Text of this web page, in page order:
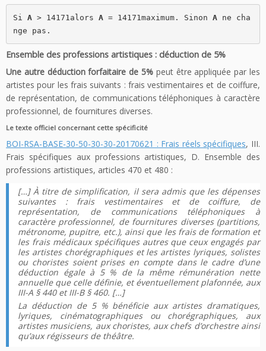
Si A > 14171alors A = 14171maximum. Sinon A ne cha
nge pas.
Ensemble des professions artistiques : déduction de 5%
Une autre déduction forfaitaire de 5% peut être appliquée par les
artistes pour les frais suivants : frais vestimentaires et de coiffure,
de représentation, de communications téléphoniques à caractère
professionnel, de fournitures diverses.
Le texte officiel concernant cette spécificité
BOI-RSA-BASE-30-50-30-30-20170621 : Frais réels spécifiques, III.
Frais spécifiques aux professions artistiques, D. Ensemble des
professions artistiques, articles 470 et 480 :
[…] À titre de simplification, il sera admis que les dépenses
suivantes : frais vestimentaires et de coiffure, de
représentation, de communications téléphoniques à
caractère professionnel, de fournitures diverses (partitions,
métronome, pupitre, etc.), ainsi que les frais de formation et
les frais médicaux spécifiques autres que ceux engagés par
les artistes chorégraphiques et les artistes lyriques, solistes
ou choristes soient prises en compte dans le cadre d’une
déduction égale à 5 % de la même rémunération nette
annuelle que celle définie, et éventuellement plafonnée, aux
III-A § 440 et III-B § 460. […]
La déduction de 5 % bénéficie aux artistes dramatiques,
lyriques, cinématographiques ou chorégraphiques, aux
artistes musiciens, aux choristes, aux chefs d’orchestre ainsi
qu’aux régisseurs de théâtre.